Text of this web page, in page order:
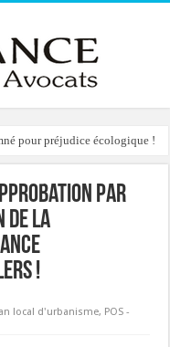
pour préjudice écologique !
condamné à délivrer
par
de la
!
local d'urbanisme, POS -